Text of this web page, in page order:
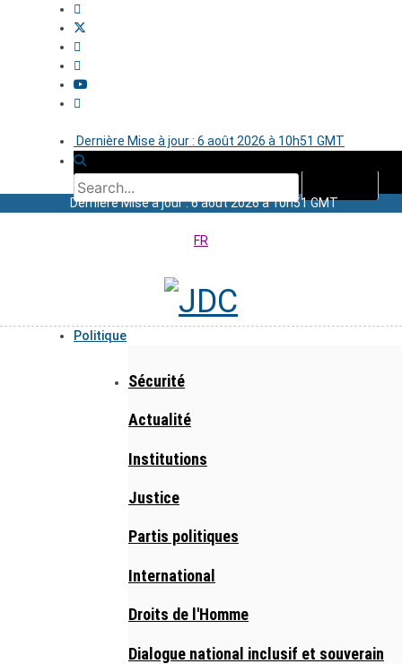
Dernière Mise à jour : 6 août 2026 à 10h51 GMT
Dernière Mise à jour : 6 août 2026 à 10h51 GMT
FR
Politique
Sécurité
Actualité
Institutions
Justice
Partis politiques
International
Droits de l'Homme
Dialogue national inclusif et souverain